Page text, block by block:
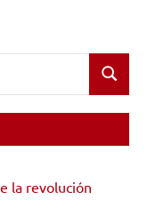
Buscar
la revolución